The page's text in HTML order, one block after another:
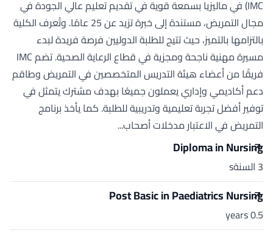
IMC) في ماليزيا بسمعة قوية في تقديم تعليم عالي الجودة في
مجال التمريض، مستندة إلى خبرة تزيد عن 25 عامًا. وتُعرف الكلية
بالتزامها بالتميز، حيث تتيح للطلبة الدوليين فرصة فريدة لبدء
مسيرة مهنية ناجحة ومجزية في قطاع الرعاية الصحية. تضم IMC
فريقًا من أعضاء هيئة التدريس المتخصصين في التمريض وطاقم
دعم أكاديمي وإداري يعملون جميعًا بهدف مشترك يتمثل في
توفير أفضل تجربة تعليمية وتدريبية للطلبة. كما يأخذ برنامج
التمريض في الاعتبار مدخلات أصحاب...
Diploma in Nursing
3 السنةs
Post Basic in Paediatrics Nursing
0.5 years